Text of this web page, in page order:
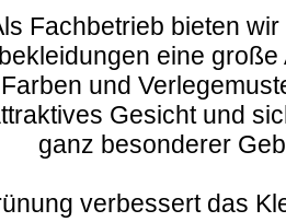
Fachbetrieb bieten
eine
und
Gesicht und
ganz besonderer
verbessert das